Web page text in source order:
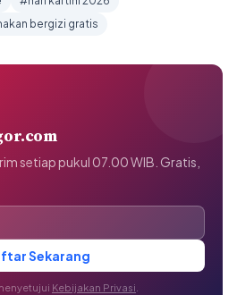
bergizi gratis
setiap pukul 07.00 WIB. Gratis,
Sekarang
Kebijakan Privasi